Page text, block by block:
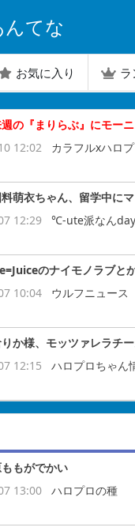
てな
お気に入り
の『まりらぶ』にモー
12:02
カラフルxハロ
萌衣ちゃん、留学中に
12:29
℃-ute派なんday
のナイモノラブと
10:04
ウルフニュース
か様、モッツァレラチ
12:15
ハロプロちゃん
もがでかい
13:00
ハロプロの種